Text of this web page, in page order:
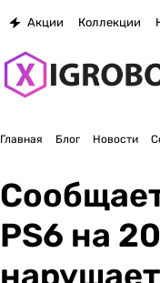
Акции Коллекции
Главная Блог Новости
PS6 на